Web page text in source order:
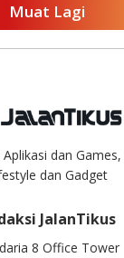
Muat Lagi
dan
dan Gadget
JalanTikus
8 Office Tower